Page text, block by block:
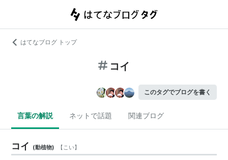
はてなブログ トップ
コイ
このタグでブログを書く
言葉の解説 ネットで話題 関連ブログ
コイ (動植物) 【こい】